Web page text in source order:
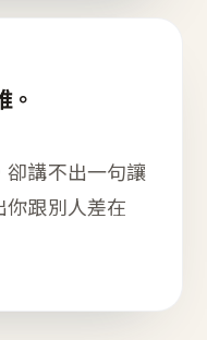
講不出一句讓
你跟別人差在